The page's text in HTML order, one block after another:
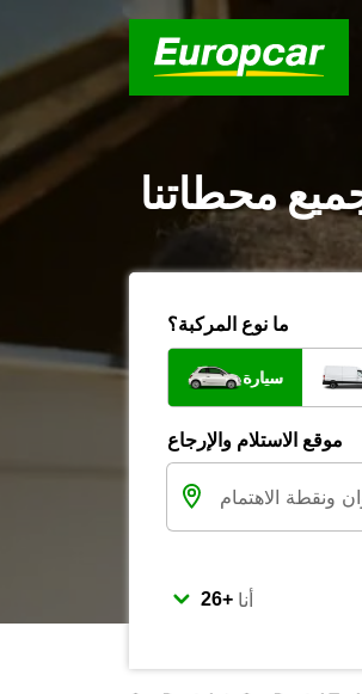
محطاتنا
ما نوع المركبة؟
سيارة
موقع الاستلام والإرجاع
أنا